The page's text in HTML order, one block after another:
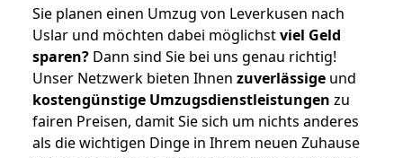
Sie planen einen Umzug von Leverkusen nach
Uslar und möchten dabei möglichstviel Geld
sparen? Dann sind Sie bei uns genau richtig!
Unser Netzwerk bieten Ihnen zuverlässige und
kostengünstige Umzugsdienstleistungen zu
fairen Preisen, damit Sie sich um nichts anderes
als die wichtigen Dinge in Ihrem neuen Zuhause